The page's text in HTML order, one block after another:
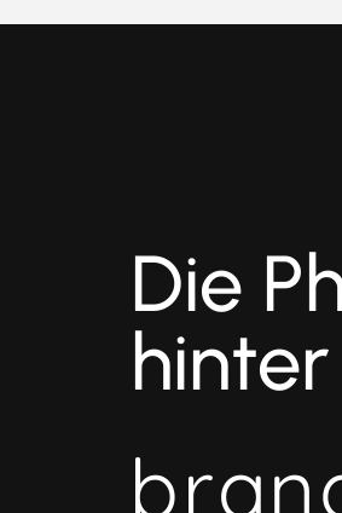
Die
hinter